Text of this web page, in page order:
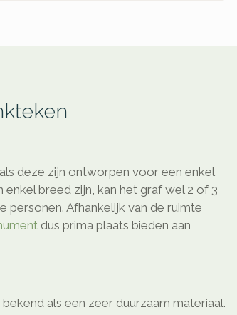
deze zijn ontworpen voor een enkel
breed zijn, kan het graf wel 2 of 3
personen. Afhankelijk van de ruimte
dus prima plaats bieden aan
als een zeer duurzaam materiaal.